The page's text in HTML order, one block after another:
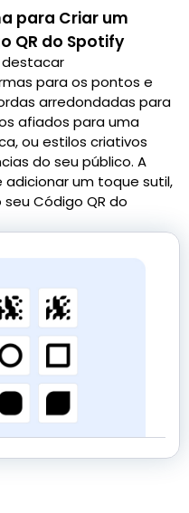
para Criar um
QR do Spotify
destacar
para os pontos e
arredondadas para
afiados para uma
ou estilos criativos
do seu público. A
um toque sutil,
Código QR do